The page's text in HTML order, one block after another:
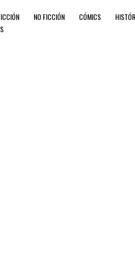
NO FICCIÓN CÓMICS